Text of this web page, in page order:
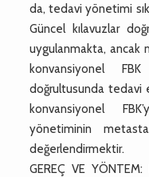
da, tedavi yönetimi
Güncel kılavuzlar
uygulanmakta, ancak
konvansiyonel
doğrultusunda tedavi
konvansiyonel
yönetiminin
değerlendirmektir.
GEREÇ VE